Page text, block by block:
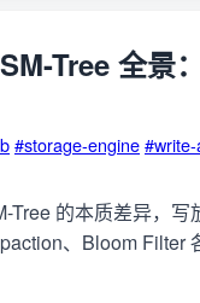
Tree 全景
#storage-engine
Tree 的本质差异，
、Bloom Filter